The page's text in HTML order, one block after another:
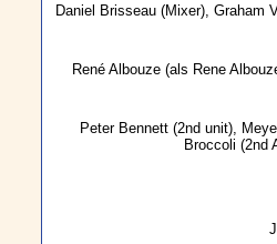
Daniel Brisseau (Mixer), Graham
René Albouze (als Rene
Peter Bennett (2nd unit),
Broccoli (2nd